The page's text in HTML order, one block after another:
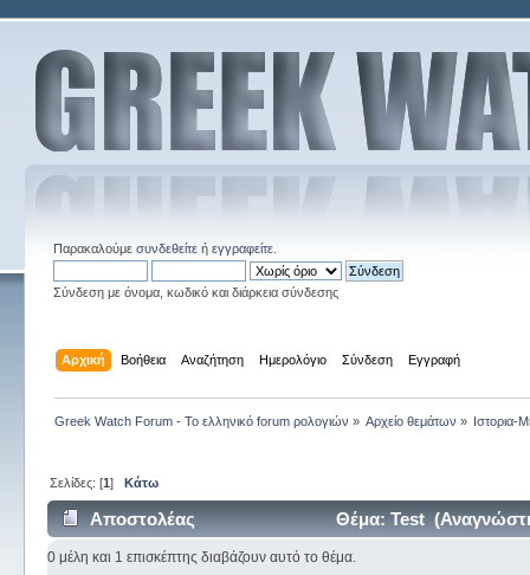
Παρακαλούμε συνδεθείτεή εγγραφείτε.
Σύνδεση με όνομα, κωδικό και διάρκεια σύνδεσης
Αρχική Βοήθεια Αναζήτηση Ημερολόγιο Σύνδεση Εγγραφή
Greek Watch Forum - Το ελληνικό forum ρολογιών » Αρχείο θεμάτων » Ιστορια-
Σελίδες: [1] Κάτω
Αποστολέας Θέμα: Test
0 μέλη και 1 επισκέπτης διαβάζουν αυτό το θέμα.